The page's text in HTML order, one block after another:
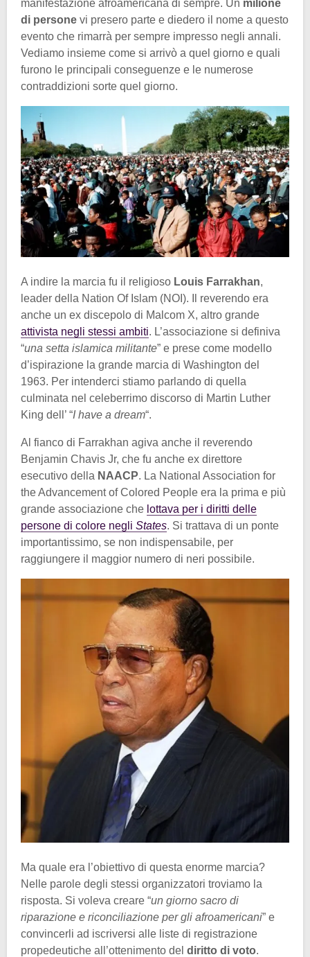
manifestazione afroamericana di sempre. Un milione
di persone vi presero parte e diedero il nome a questo
evento che rimarrà per sempre impresso negli annali.
Vediamo insieme come si arrivò a quel giorno e quali
furono le principali conseguenze e le numerose
contraddizioni sorte quel giorno.
A indire la marcia fu il religioso Louis Farrakhan,
leader della Nation Of Islam (NOI). Il reverendo era
anche un ex discepolo di Malcom X, altro grande
attivista negli stessi ambiti. L’associazione si definiva
“una setta islamica militante” e prese come modello
d’ispirazione la grande marcia di Washington del
1963. Per intenderci stiamo parlando di quella
culminata nel celeberrimo discorso di Martin Luther
King dell’ “I have a dream“.
Al fianco di Farrakhan agiva anche il reverendo
Benjamin Chavis Jr, che fu anche ex direttore
esecutivo della NAACP. La National Association for
the Advancement of Colored People era la prima e più
grande associazione che lottava per i diritti delle
persone di colore negli States. Si trattava di un ponte
importantissimo, se non indispensabile, per
raggiungere il maggior numero di neri possibile.
Ma quale era l’obiettivo di questa enorme marcia?
Nelle parole degli stessi organizzatori troviamo la
risposta. Si voleva creare “un giorno sacro di
riparazione e riconciliazione per gli afroamericani” e
convincerli ad iscriversi alle liste di registrazione
propedeutiche all’ottenimento del diritto di voto.